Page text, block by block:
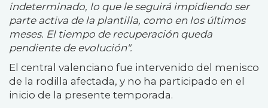
indeterminado, lo que le seguirá impidiendo ser
parte activa de la plantilla, como en los últimos
meses. El tiempo de recuperación queda
pendiente de evolución".
El central valenciano fue intervenido del menisco
de la rodilla afectada, y no ha participado en el
inicio de la presente temporada.